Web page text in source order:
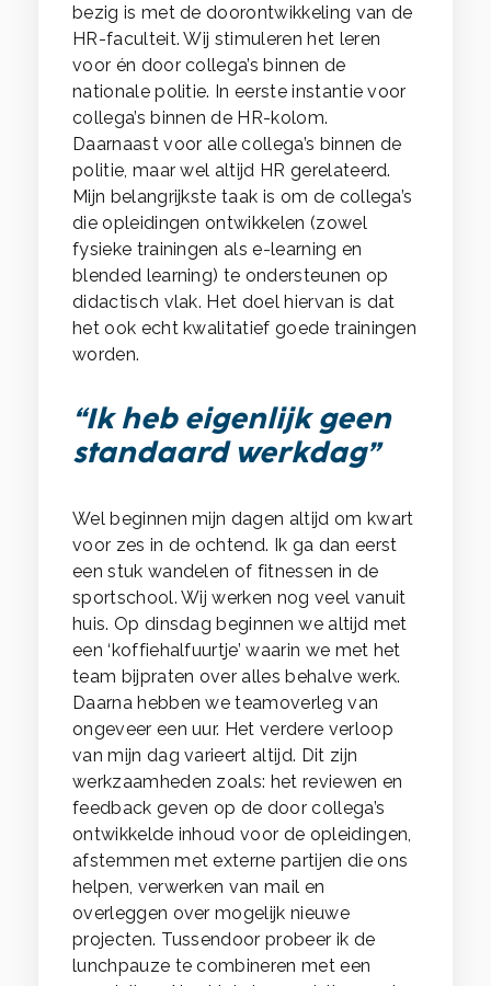
bezig is met de doorontwikkeling van de
HR-faculteit. Wij stimuleren het leren
voor én door collega’s binnen de
nationale politie. In eerste instantie voor
collega’s binnen de HR-kolom.
Daarnaast voor alle collega’s binnen de
politie, maar wel altijd HR gerelateerd.
Mijn belangrijkste taak is om de collega’s
die opleidingen ontwikkelen (zowel
fysieke trainingen als e-learning en
blended learning) te ondersteunen op
didactisch vlak. Het doel hiervan is dat
het ook echt kwalitatief goede trainingen
worden.
“Ik heb eigenlijk geen
standaard werkdag”
Wel beginnen mijn dagen altijd om kwart
voor zes in de ochtend. Ik ga dan eerst
een stuk wandelen of fitnessen in de
sportschool. Wij werken nog veel vanuit
huis. Op dinsdag beginnen we altijd met
een ‘koffiehalfuurtje’ waarin we met het
team bijpraten over alles behalve werk.
Daarna hebben we teamoverleg van
ongeveer een uur. Het verdere verloop
van mijn dag varieert altijd. Dit zijn
werkzaamheden zoals: het reviewen en
feedback geven op de door collega’s
ontwikkelde inhoud voor de opleidingen,
afstemmen met externe partijen die ons
helpen, verwerken van mail en
overleggen over mogelijk nieuwe
projecten. Tussendoor probeer ik de
lunchpauze te combineren met een